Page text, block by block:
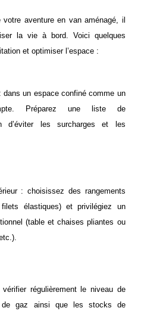
aventure en van aménagé, il
la vie à bord. Voici quelques
et optimiser l’espace :
un espace confiné comme un
Préparez une liste de
d’éviter les surcharges et les
: choisissez des rangements
élastiques) et privilégiez un
(table et chaises pliantes ou
régulièrement le niveau de
de gaz ainsi que les stocks de